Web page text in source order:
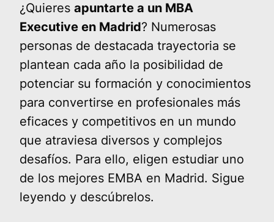
¿Quieres apuntarte a un MBA
Executive en Madrid? Numerosas
personas de destacada trayectoria se
plantean cada año la posibilidad de
potenciar su formación y conocimientos
para convertirse en profesionales más
eficaces y competitivos en un mundo
que atraviesa diversos y complejos
desafíos. Para ello, eligen estudiar uno
de los mejores EMBA en Madrid. Sigue
leyendo y descúbrelos.